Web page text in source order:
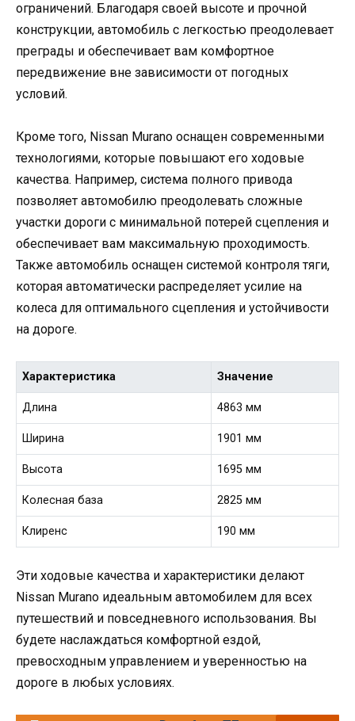
ограничений. Благодаря своей высоте и прочной
конструкции, автомобиль с легкостью преодолевает
преграды и обеспечивает вам комфортное
передвижение вне зависимости от погодных
условий.
Кроме того, Nissan Murano оснащен современными
технологиями, которые повышают его ходовые
качества. Например, система полного привода
позволяет автомобилю преодолевать сложные
участки дороги с минимальной потерей сцепления и
обеспечивает вам максимальную проходимость.
Также автомобиль оснащен системой контроля тяги,
которая автоматически распределяет усилие на
колеса для оптимального сцепления и устойчивости
на дороге.
Характеристика Значение
Длина 4863 мм
Ширина 1901 мм
Высота 1695 мм
Колесная база 2825 мм
Клиренс 190 мм
Эти ходовые качества и характеристики делают
Nissan Murano идеальным автомобилем для всех
путешествий и повседневного использования. Вы
будете наслаждаться комфортной ездой,
превосходным управлением и уверенностью на
дороге в любых условиях.